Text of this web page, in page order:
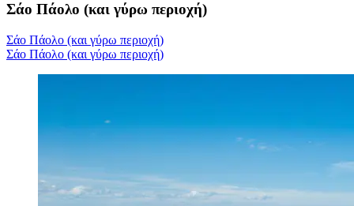
Σάο Πάολο (και γύρω περιοχή)
Σάο Πάολο (και γύρω περιοχή)
Σάο Πάολο (και γύρω περιοχή)